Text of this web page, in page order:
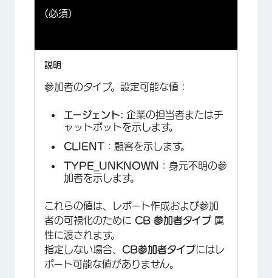
(必須)
参加者のタイプ。設定可能な値：
エージェント: 企業の担当者またはチ
ャットボットを示します。
CLIENT ：顧客を示します。
TYPE_UNKNOWN
：身元不明の参
加者を示します。
これらの値は、レポート作成および参加
者の可視化のために CB 参加者タイプ 属
性に渡されます。
指定しない場合、 CB参加者タイプにはレ
ポート可能な値がありません。